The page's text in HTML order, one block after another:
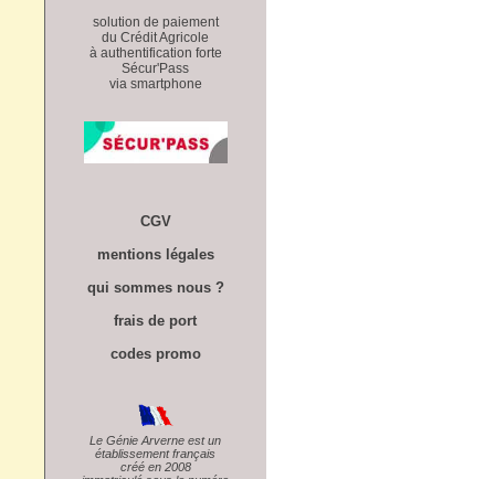
solution de paiement
du Crédit Agricole
à authentification forte
Sécur'Pass
via smartphone
CGV
mentions légales
qui sommes nous ?
frais de port
codes promo
Le Génie Arverne est un
établissement français
créé en 2008